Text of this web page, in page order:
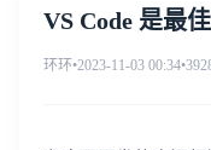
VS Code 是最
环环•2023-11-03 00:34•